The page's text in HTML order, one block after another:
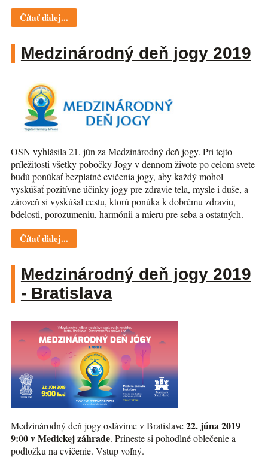
Čítať ďalej...
Medzinárodný deň jogy 2019
OSN vyhlásila 21. jún za Medzinárodný deň jogy. Pri tejto
príležitosti všetky pobočky Jogy v dennom živote po celom svete
budú ponúkať bezplatné cvičenia jogy, aby každý mohol
vyskúšať pozitívne účinky jogy pre zdravie tela, mysle i duše, a
zároveň si vyskúšal cestu, ktorú ponúka k dobrému zdraviu,
bdelosti, porozumeniu, harmónii a mieru pre seba a ostatných.
Čítať ďalej...
Medzinárodný deň jogy 2019
- Bratislava
Medzinárodný deň jogy oslávime v Bratislave22. júna 2019
9:00 v Medickej záhrade. Prineste si pohodlné oblečenie a
podložku na cvičenie. Vstup voľný.